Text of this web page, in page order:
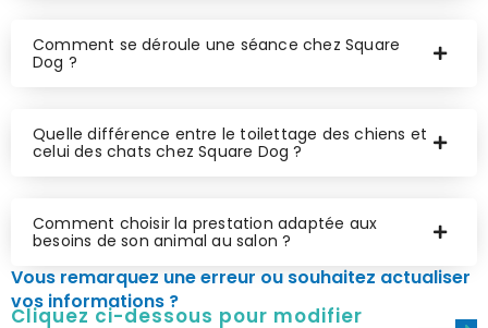
Comment se déroule une séance chez Square
Dog ?
Quelle différence entre le toilettage des chiens et
celui des chats chez Square Dog ?
Comment choisir la prestation adaptée aux
besoins de son animal au salon ?
Vous remarquez une erreur ou souhaitez actualiser
vos informations ?
Cliquez ci-dessous pour modifier